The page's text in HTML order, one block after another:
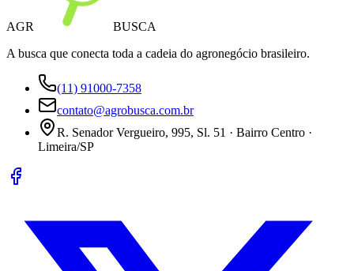
AGR
BUSCA
A busca que conecta toda a cadeia do agronegócio brasileiro.
(11) 91000-7358
contato@agrobusca.com.br
R. Senador Vergueiro, 995, Sl. 51 · Bairro Centro ·
Limeira/SP